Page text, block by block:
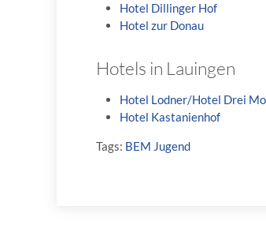
Hotel Dillinger Hof
Hotel zur Donau
Hotels in Lauingen
Hotel Lodner/Hotel Drei
Hotel Kastanienhof
Tags: BEM Jugend